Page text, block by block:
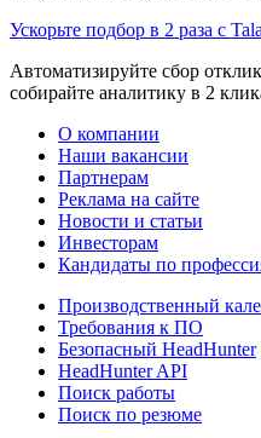
Ускорьте подбор в 2 раза с
Автоматизируйте сбор
собирайте аналитику в 2
О компании
Наши вакансии
Партнерам
Реклама на сайте
Новости и статьи
Инвесторам
Кандидаты по
Производственный
Требования к ПО
Безопасный HeadHunter
HeadHunter API
Поиск работы
Поиск по резюме